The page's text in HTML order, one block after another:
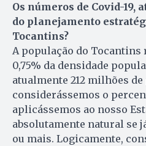
Os números de Covid-19,
do planejamento
Tocantins?
A população do Tocantins
0,75% da densidade
atualmente 212 milhões de
considerássemos o
aplicássemos ao nosso
absolutamente natural se
ou mais. Logicamente,